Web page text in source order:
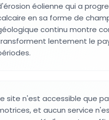
éolienne qui a
en sa forme de
continu montre
lentement le
site n'est accessible que
et aucun service